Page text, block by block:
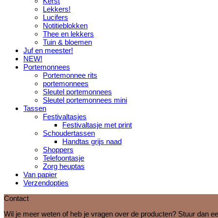
Lekkers!
Lucifers
Notitieblokken
Thee en lekkers
Tuin & bloemen
Juf en meester!
NEW!
Portemonnees
Portemonnee rits
portemonnees
Sleutel portemonnees
Sleutel portemonnees mini
Tassen
Festivaltasjes
Festivaltasje met print
Schoudertassen
Handtas grijs naad
Shoppers
Telefoontasje
Zorg heuptas
Van papier
Verzendopties
Contact
Wil je meer weten of heb je vragen over de producten? Stuur dan